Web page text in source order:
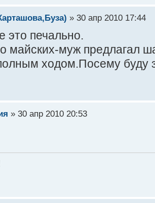
» 30 апр 2010 17:44
это печально.
майских-муж предлагал
ходом.Посему буду
» 30 апр 2010 20:53